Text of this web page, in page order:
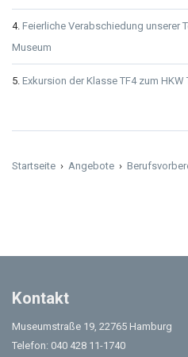
Feierliche Verabschiedung unserer
Museum
Exkursion der Klasse TF4 zum
Startseite › Angebote ›
Kontakt
Museumstraße 19, 22765 Hamburg
Telefon: 040 428 11-1740